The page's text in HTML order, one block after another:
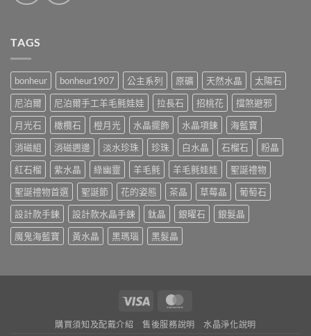
TAGS
bonheur bonheur1907 公主系列 原礦 天然水晶
太陽石
尼泊爾
尼泊爾手工羊毛氈娃娃 拉長石 招桃花
擋煞避邪
月光石
橄欖石 橙月光 水晶擺飾 水晶項鍊
海藍寶
消磁組
消磁週邊 淡水珍珠 珍珠 白水晶 石榴石
粉晶
紅石榴
紫水晶 綠幽靈 羊毛氈 羊毛氈娃娃
聖誕禮物
聖誕禮物首選
聖誕節 花的姿態 茶晶 草莓晶
葡萄石
設計款手鍊
設計款水晶手鍊 鈦晶 銀曜石
銀髮晶
魔鬼海藍寶
黃水晶 黑瑪瑙 黑髮晶
Visa
購買須知及配戴介紹 售後服務說明 水晶淨化說明